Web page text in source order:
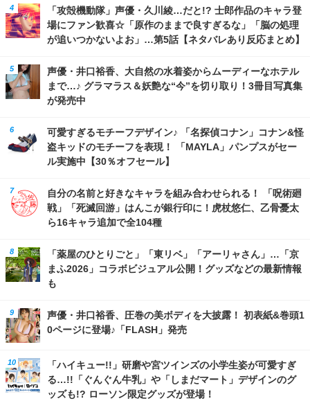
「攻殻機動隊」声優・久川綾…だと!? 士郎作品のキャラ登
場にファン歓喜☆「原作のままで良すぎるな」「脳の処理
が追いつかないよお」…第5話【ネタバレあり反応まとめ】
声優・井口裕香、大自然の水着姿からムーディーなホテル
まで…♪ グラマラス＆妖艶な“今”を切り取り！3冊目写真集
が発売中
可愛すぎるモチーフデザイン♪ 「名探偵コナン」コナン&怪
盗キッドのモチーフを表現！ 「MAYLA」パンプスがセー
ル実施中【30％オフセール】
自分の名前と好きなキャラを組み合わせられる！ 「呪術廻
戦」「死滅回游」はんこが銀行印に！虎杖悠仁、乙骨憂太
ら16キャラ追加で全104種
「薬屋のひとりごと」「東リベ」「アーリャさん」…「京
まふ2026」コラボビジュアル公開！グッズなどの最新情報
も
声優・井口裕香、圧巻の美ボディを大披露！ 初表紙&巻頭1
0ページに登場♪「FLASH」発売
「ハイキュー!!」研磨や宮ツインズの小学生姿が可愛すぎ
る…!!「ぐんぐん牛乳」や「しまだマート」デザインのグ
ッズも!? ローソン限定グッズが登場！